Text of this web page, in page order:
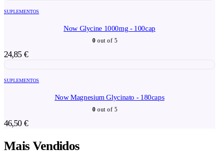
SUPLEMENTOS
Now Glycine 1000mg - 100cap
0 out of 5
24,85 €
SUPLEMENTOS
Now Magnesium Glycinato - 180caps
0 out of 5
46,50 €
Mais Vendidos